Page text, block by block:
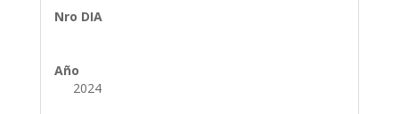
Nro DIA
Año
2024